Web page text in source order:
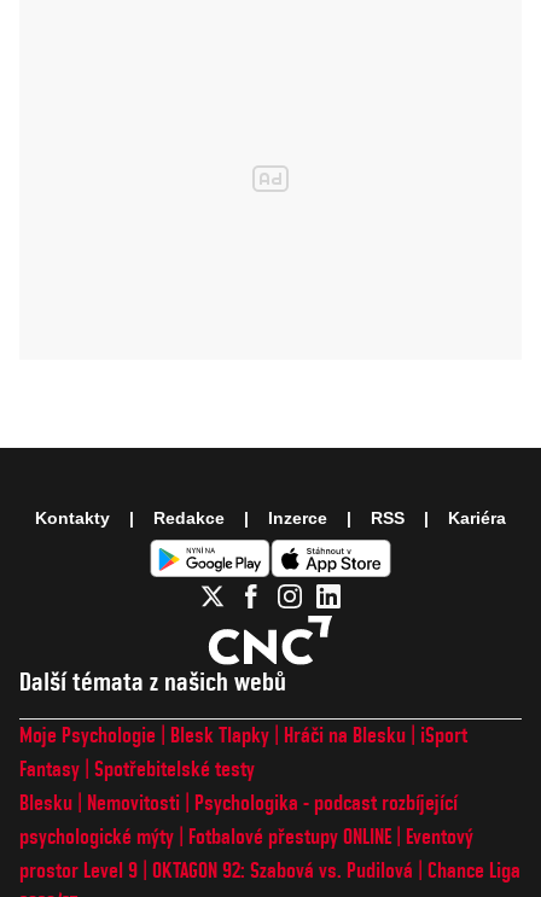
Další témata z našich webů
Moje Psychologie Blesk Tlapky Hráči na Blesku
iSport
Fantasy Spotřebitelské testy
Blesku
Nemovitosti
Psychologika - podcast rozbíjející
psychologické mýty
Fotbalové přestupy ONLINE
Eventový
prostor Level 9 OKTAGON 92: Szabová vs. Pudilová
Chance Liga
Kontakty Redakce Inzerce RSS Kariéra